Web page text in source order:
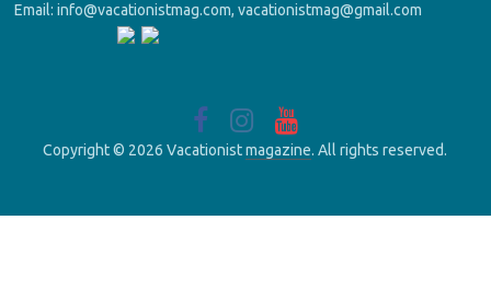
Email: info@vacationistmag.com, vacationistmag@gmail.com
Copyright © 2026 Vacationistmagazine. All rights reserved.